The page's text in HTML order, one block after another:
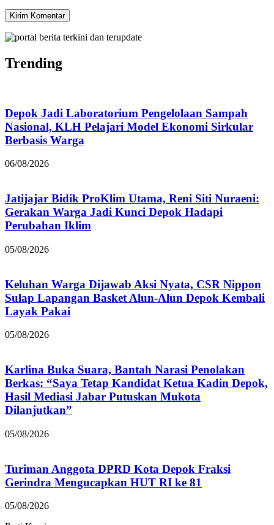
Trending
Depok Jadi Laboratorium Pengelolaan Sampah
Nasional, KLH Pelajari Model Ekonomi Sirkular
Berbasis Warga
06/08/2026
Jatijajar Bidik ProKlim Utama, Reni Siti Nuraeni:
Gerakan Warga Jadi Kunci Depok Hadapi
Perubahan Iklim
05/08/2026
Keluhan Warga Dijawab Aksi Nyata, CSR Nippon
Sulap Lapangan Basket Alun-Alun Depok Kembali
Layak Pakai
05/08/2026
Karlina Buka Suara, Bantah Narasi Penolakan
Berkas: “Saya Tetap Kandidat Ketua Kadin Depok,
Hasil Mediasi Jabar Putuskan Mukota
Dilanjutkan”
05/08/2026
Turiman Anggota DPRD Kota Depok Fraksi
Gerindra Mengucapkan HUT RI ke 81
05/08/2026